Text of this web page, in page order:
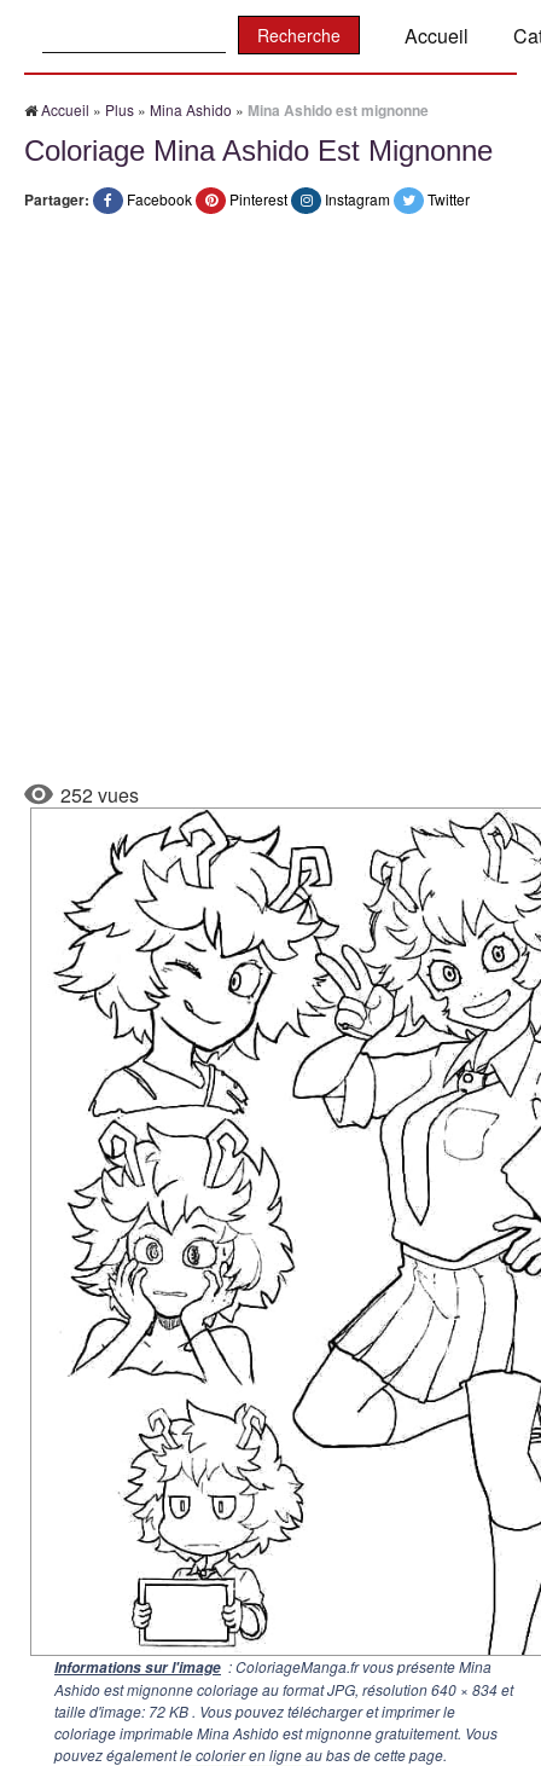
Accueil
Accueil » Plus » Mina Ashido » Mina Ashido est mignonne
Coloriage Mina Ashido Est Mignonne
Partager: Facebook Pinterest Instagram Twitter
252 vues
Informations sur l'image : ColoriageManga.fr vous présente Mina
Ashido est mignonne coloriage au format JPG, résolution640 × 834et
taille d'image: 72 KB . Vous pouvez télécharger et imprimer le
coloriage imprimable Mina Ashido est mignonne gratuitement. Vous
pouvez également le colorier en ligne au bas de cette page.